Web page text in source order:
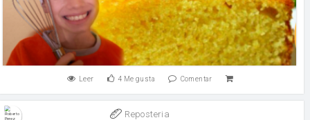
Leer 4 Me gusta Comentar
Reposteria